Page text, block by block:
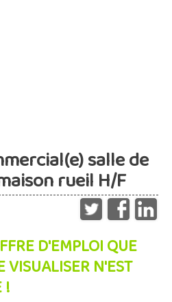
salle de
rueil H/F
D'EMPLOI QUE
VISUALISER N'EST
!